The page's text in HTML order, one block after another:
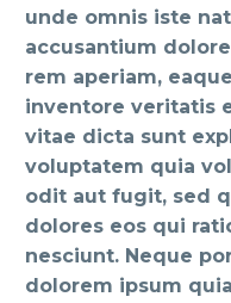
unde omnis iste
accusantium
rem aperiam,
inventore veritatis
vitae dicta sunt
voluptatem quia
odit aut fugit, sed
dolores eos qui
nesciunt. Neque
dolorem ipsum